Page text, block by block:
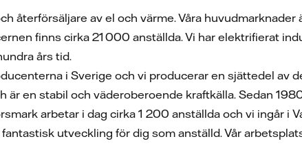
återförsäljare av el och värme. Våra huvudmarknader
finns cirka 21 000 anställda. Vi har elektrifierat
års tid.
i Sverige och vi producerar en sjättedel av
är en stabil och väderoberoende kraftkälla. Sedan
arbetar i dag cirka 1 200 anställda och vi ingår i
utveckling för dig som anställd. Vår